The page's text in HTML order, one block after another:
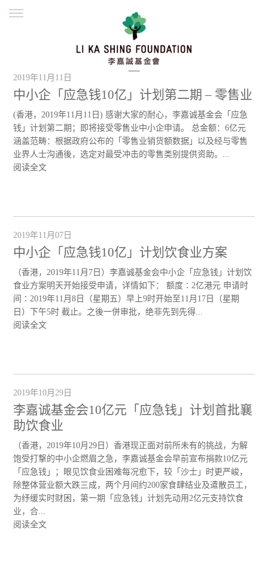
新闻资讯 欺诈警示
並肩同行
繁體
2019年11月11日
中小企「应急钱10亿」计划第二期 – 零售业
(香港，2019年11月11日) 感谢大家的耐心，李嘉诚基金会「应急
钱」计划第二期；即将接受零售业中小企申请。 总金额：6亿元
涵盖范畴：根据政府公布的「零售业销货额数据」以及经与零售
业界人士沟通後，选定对最受冲击的零售类别提供资助。...
阅读全文
2019年11月07日
中小企「应急钱10亿」计划饮食业方案
（香港，2019年11月7日）李嘉诚基金会中小企「应急钱」计划饮
食业方案明天开始接受申请，详情如下： 额度∶2亿港元 申请时
间∶2019年11月8日（星期五）早上9时开始至11月17日（星期
日）下午5时 截止。之後一併审批，绝非先到先得...
阅读全文
2019年10月29日
李嘉诚基金会10亿元「应急钱」计划首批襄
助饮食业
（香港，2019年10月29日）香港现正面对前所未有的挑战，为解
饱受打撃的中小企燃眉之急，李嘉诚基金会早前宣布捐款10亿元
「应急钱」；眼见饮食业困难每况愈下，较「沙士」时更严峻，
除整体营业额大跌三成，两个月间约200家食肆结业及遣散员工，
为纾缓实时财困，第一期「应急钱」计划先动用2亿元支持饮食
业，合...
阅读全文